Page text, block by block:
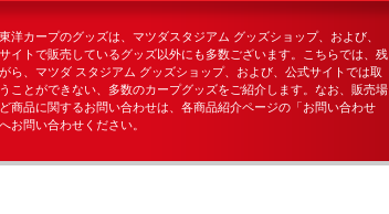
洋カープのグッズは、マツダスタジアム グッズショップ、および、
イトで販売しているグッズ以外にも多数ございます。こちらでは、残
ら、マツダ スタジアム グッズショップ、および、公式サイトでは取
ことができない、多数のカープグッズをご紹介します。なお、販売場
商品に関するお問い合わせは、各商品紹介ページの「お問い合わせ
お問い合わせください。